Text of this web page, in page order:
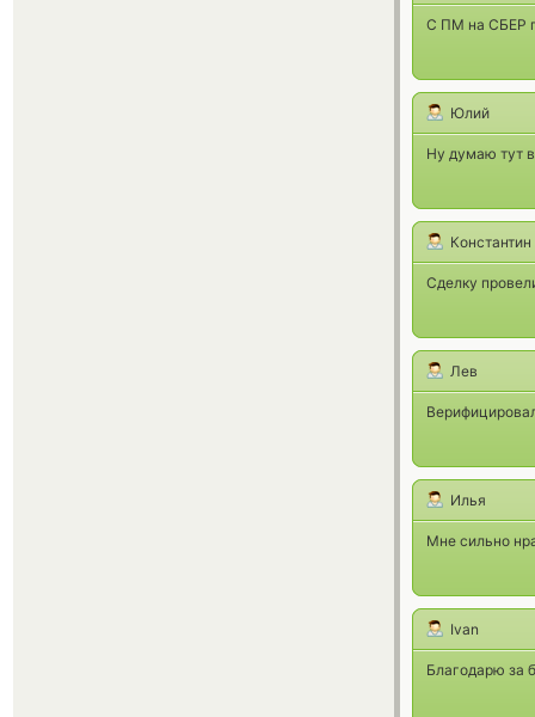
С ПМ на СБЕР
Юлий
Ну думаю тут
Константин
Сделку
Лев
Илья
Мне сильно
Ivan
Благодарю за